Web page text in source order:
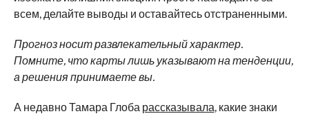
всем, делайте выводы и оставайтесь отстраненными.
Прогноз носит развлекательный характер.
Помните, что карты лишь указывают на тенденции,
а решения принимаете вы.
А недавно Тамара Глоба рассказывала, какие знаки